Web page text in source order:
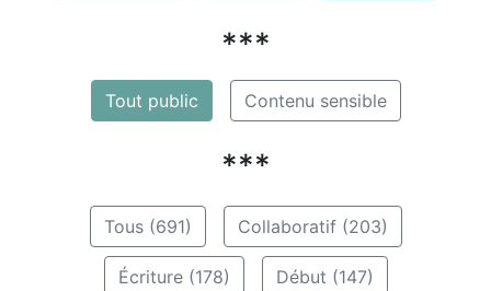
***
Tout public Contenu sensible
***
Tous (691) Collaboratif (203)
Écriture (178) Début (147)